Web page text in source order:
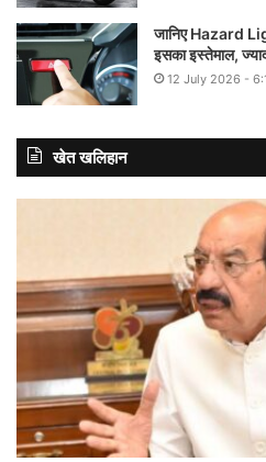
जानिए Hazard
इसका इस्तेमाल,
12 July 2026 -
खेत खलिहान